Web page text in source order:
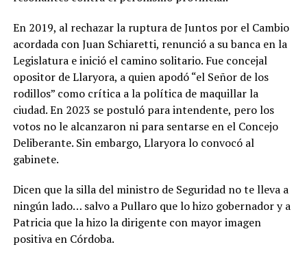
En 2019, al rechazar la ruptura de Juntos por el Cambio
acordada con Juan Schiaretti, renunció a su banca en la
Legislatura e inició el camino solitario. Fue concejal
opositor de Llaryora, a quien apodó “el Señor de los
rodillos” como crítica a la política de maquillar la
ciudad. En 2023 se postuló para intendente, pero los
votos no le alcanzaron ni para sentarse en el Concejo
Deliberante. Sin embargo, Llaryora lo convocó al
gabinete.
Dicen que la silla del ministro de Seguridad no te lleva a
ningún lado… salvo a Pullaro que lo hizo gobernador y a
Patricia que la hizo la dirigente con mayor imagen
positiva en Córdoba.